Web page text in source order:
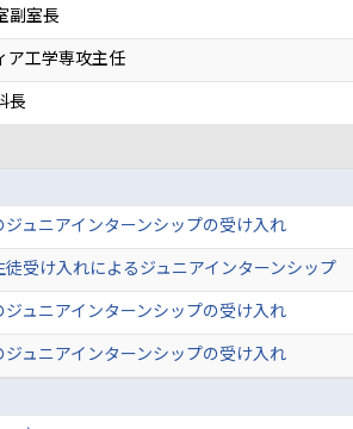
副室長
ア工学専攻主任
長
ュニアインターンシップの受け入れ
受け入れによるジュニアインターンシップ
ュニアインターンシップの受け入れ
ュニアインターンシップの受け入れ